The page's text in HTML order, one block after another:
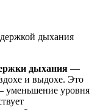
дыхания
дыхания —
и выдохе. Это
уменьшение уровня